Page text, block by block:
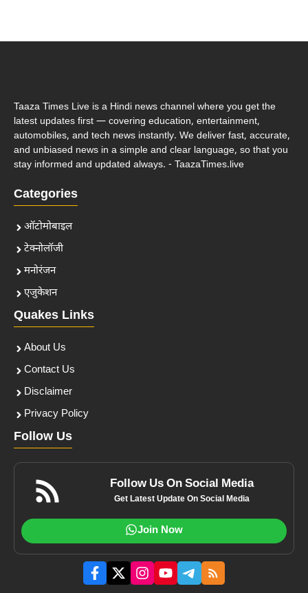
Taaza Times Live is a Hindi news channel where you get the
latest updates first — covering education, entertainment,
automobiles, and tech news instantly. We deliver fast, accurate,
and unbiased news in a simple and clear language, so that you
stay informed and updated always. - TaazaTimes.live
Categories
ऑटोमोबाइल
टेक्नोलॉजी
मनोरंजन
एजुकेशन
Quakes Links
About Us
Contact Us
Disclaimer
Privacy Policy
Follow Us
Follow Us On Social Media
Get Latest Update On Social Media
Join Now